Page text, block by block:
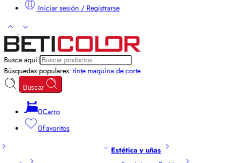
Iniciar sesión / Registrarse
Busca aquí
Búsquedas populares: tinte maquina de corte
Buscar
0Carro
0Favoritos
Estética y uñas